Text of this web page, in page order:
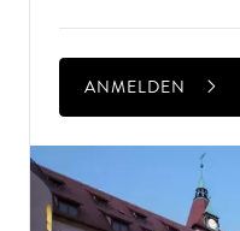
ANMELDEN